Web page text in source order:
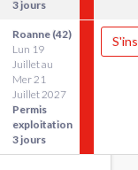
3 jours
Roanne (42)
Lun 19
Juillet au
Mer 21
Juillet 2027
Permis
exploitation
3 jours